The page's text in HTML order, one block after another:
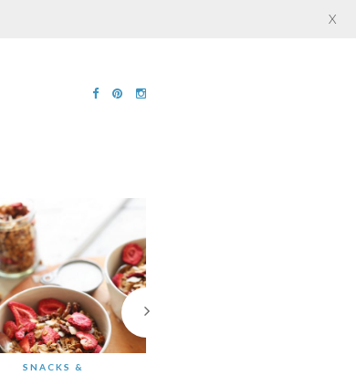
SNACKS &
X